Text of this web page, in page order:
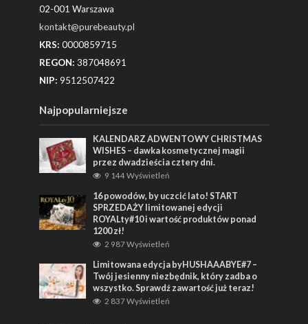
02-001 Warszawa
kontakt@purebeauty.pl
KRS: 0000859715
REGON: 387048691
NIP: 9512507422
Najpopularniejsze
KALENDARZ ADWENTOWY CHRISTMAS
WISHES – dawka kosmetycznej magii
przez dwadzieścia cztery dni.
9 144 Wyświetleń
16 powodów, by uczcić lato! START
SPRZEDAŻY limitowanej edycji
ROYALty#10 i wartość produktów ponad
1200 zł!
2 987 Wyświetleń
Limitowana edycja byHUSHAAABYE#7 –
Twój jesienny niezbędnik, który zadba o
wszystko. Sprawdź zawartość już teraz!
2 837 Wyświetleń